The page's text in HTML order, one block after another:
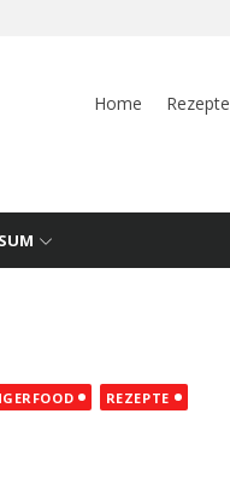
Home Rezepte
REZEPTE